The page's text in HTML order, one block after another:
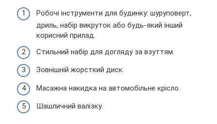
Робочі інструменти для будинку: шуруповерт,
дриль, набір викруток або будь-який інший
корисний прилад.
Стильний набір для догляду за взуттям.
Зовнішній жорсткий диск.
Масажна накидка на автомобільне крісло.
Шашличний валізку.